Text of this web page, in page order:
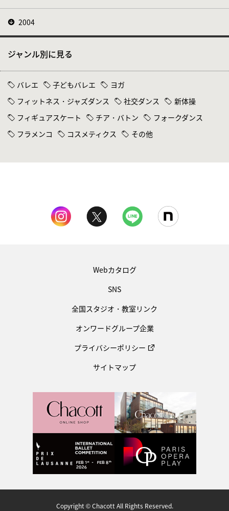
2004
ジャンル別に見る
バレエ 子どもバレエ
ヨガ
フィットネス・ジャズダンス
社交ダンス
新体操
フィギュアスケート
チア・バトン
フォークダンス
フラメンコ
コスメティクス その他
Webカタログ
SNS
全国スタジオ・教室リンク
オンワードグループ企業
プライバシーポリシー
サイトマップ
Copyright © Chacott All Rights Reserved.